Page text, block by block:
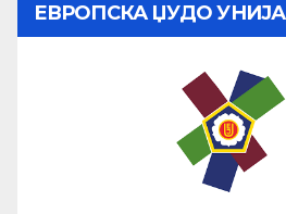
ЕВРОПСКА ЏУДО УНИЈА